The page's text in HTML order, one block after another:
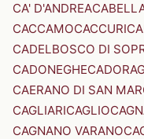
CA' D'ANDREA
CACCAMOCACCURI
CADELBOSCO DI
CADONEGHE
CAERANO DI SAN
CAGLIARICAGLIO
CAGNANO VARANO